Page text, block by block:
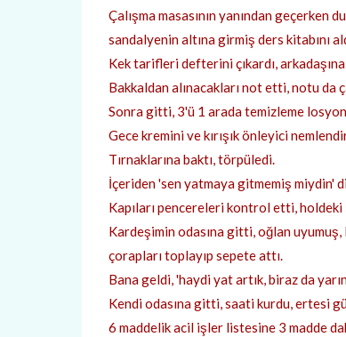
Çalışma masasının yanından geçerken
sandalyenin altına girmiş ders kitabını
Kek tarifleri defterini çıkardı,
Bakkaldan alınacakları not etti, notu da
Sonra gitti, 3'ü 1 arada temizleme
Gece kremini ve kırışık önleyici
Tırnaklarına baktı, törpüledi.
İçeriden 'sen yatmaya gitmemiş miydin'
Kapıları pencereleri kontrol etti, holdeki
Kardeşimin odasına gitti, oğlan uyumuş,
çorapları toplayıp sepete attı.
Bana geldi, 'haydi yat artık, biraz da yarın
Kendi odasına gitti, saati kurdu, ertesi
6 maddelik acil işler listesine 3 madde